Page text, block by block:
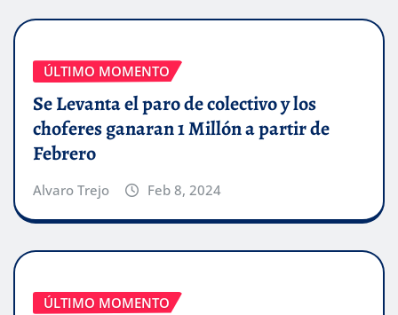
ÚLTIMO MOMENTO
Se Levanta el paro de colectivo y los
choferes ganaran 1 Millón a partir de
Febrero
Alvaro Trejo Feb 8, 2024
ÚLTIMO MOMENTO